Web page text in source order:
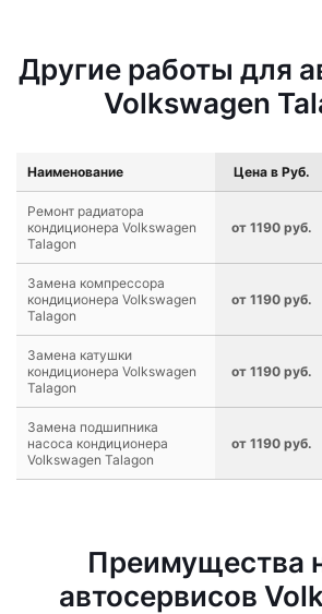
Другие работы для
Volkswagen
Наименование Цена в Руб.
Ремонт радиатора
кондиционера Volkswagen
Talagon
от 1190 руб.
Замена компрессора
кондиционера Volkswagen
Talagon
от 1190 руб.
Замена катушки
кондиционера Volkswagen
Talagon
от 1190 руб.
Замена подшипника
насоса кондиционера
Volkswagen Talagon
от 1190 руб.
Преимущества
автосервисов